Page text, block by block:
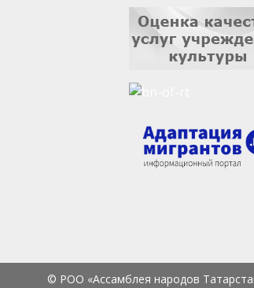
© РОО «Ассамблея народов